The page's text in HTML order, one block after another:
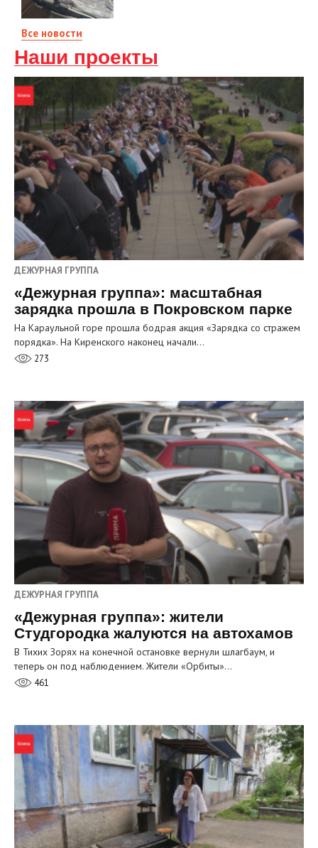
Все новости
Наши проекты
ДЕЖУРНАЯ ГРУППА
«Дежурная группа»: масштабная
зарядка прошла в Покровском парке
На Караульной горе прошла бодрая акция «Зарядка со стражем
порядка». На Киренского наконец начали…
273
ДЕЖУРНАЯ ГРУППА
«Дежурная группа»: жители
Студгородка жалуются на автохамов
В Тихих Зорях на конечной остановке вернули шлагбаум, и
теперь он под наблюдением. Жители «Орбиты»…
461